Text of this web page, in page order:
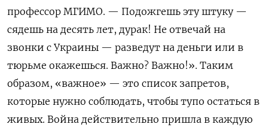
профессор МГИМО. — Подожгешь эту штуку —
сядешь на десять лет, дурак! Не отвечай на
звонки с Украины — разведут на деньги или в
тюрьме окажешься. Важно? Важно!». Таким
образом, «важное» — это список запретов,
которые нужно соблюдать, чтобы тупо остаться в
живых. Война действительно пришла в каждую